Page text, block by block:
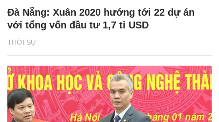
THỜI SỰ
Đà Nẵng: Xuân 2020 hướng tới 22 dự án
với tổng vốn đầu tư 1,7 tỉ USD